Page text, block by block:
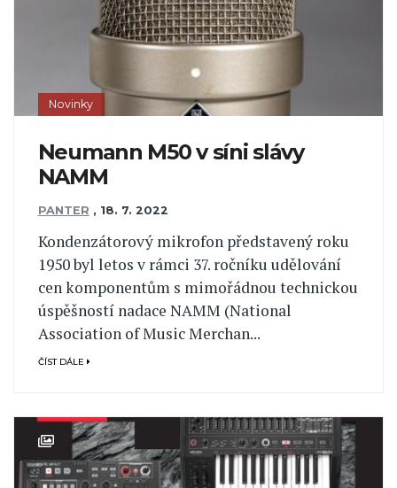
Novinky
Neumann M50 v síni slávy
NAMM
PANTER , 18. 7. 2022
Kondenzátorový mikrofon představený roku
1950 byl letos v rámci 37. ročníku udělování
cen komponentům s mimořádnou technickou
úspěšností nadace NAMM (National
Association of Music Merchan...
ČÍST DÁLE